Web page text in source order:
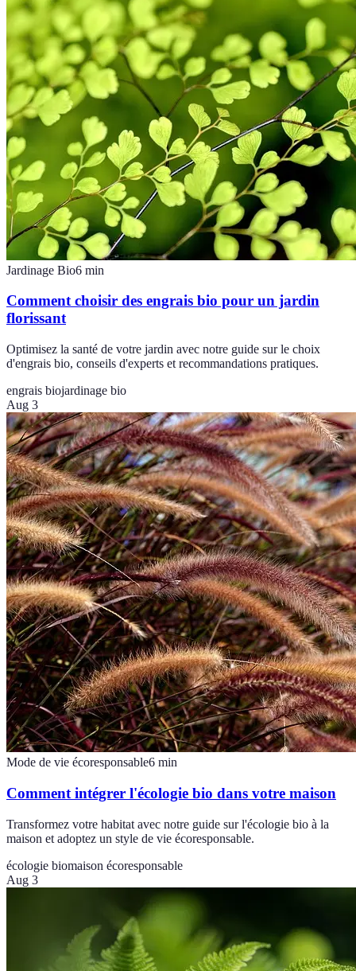
Jardinage Bio6 min
Comment choisir des engrais bio pour un jardin
florissant
Optimisez la santé de votre jardin avec notre guide sur le choix
d'engrais bio, conseils d'experts et recommandations pratiques.
engrais biojardinage bio
Aug 3
Mode de vie écoresponsable6 min
Comment intégrer l'écologie bio dans votre maison
Transformez votre habitat avec notre guide sur l'écologie bio à la
maison et adoptez un style de vie écoresponsable.
écologie biomaison écoresponsable
Aug 3